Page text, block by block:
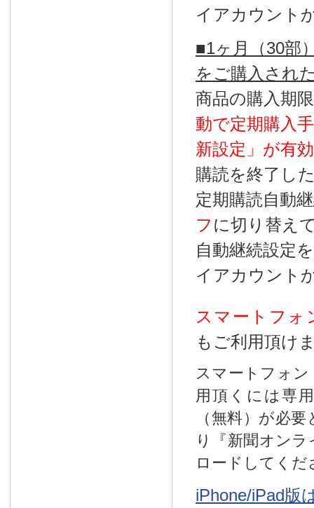
イアカウント
■1ヶ月（30部
をご購入され
商品の購入期
動で定期購入
新設定」が有効
購読を終了し
定期購読自動
フ に切り替え
自動継続設定
イアカウント
スマートフォ
もご利用頂け
スマートフォ
用頂くには専
（無料）が必
り『新聞オン
ロードしてくだ
iPhone/iPad版